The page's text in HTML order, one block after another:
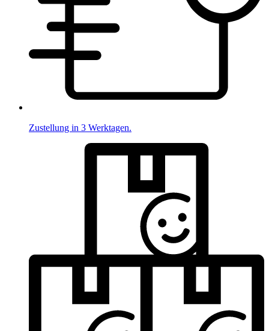
Zustellung in 3 Werktagen.